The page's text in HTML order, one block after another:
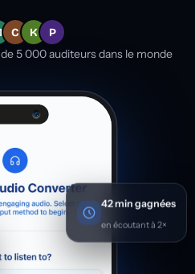
C K P
5 000 auditeurs dans le monde
42 min gagnées
en écoutant à 2×